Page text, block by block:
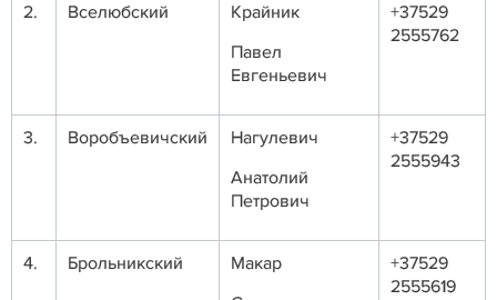
2. Вселюбский
Крайник
Павел
Евгеньевич
+37529
2555762
3. Воробъевичский
Нагулевич
Анатолий
Петрович
+37529
2555943
4. Брольникский
Макар
+37529
2555619